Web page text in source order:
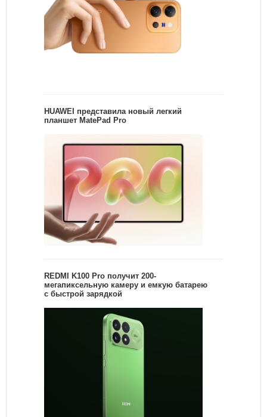
HUAWEI представила новый легкий
планшет MatePad Pro
REDMI K100 Pro получит 200-
мегапиксельную камеру и емкую батарею
с быстрой зарядкой